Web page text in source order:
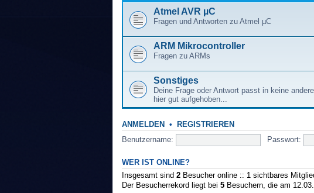
Atmel AVR µC
Fragen und Antworten zu Atmel µC
ARM Mikrocontroller
Fragen zu ARMs
Sonstiges
Deine Frage oder Antwort passt in keine
hier gut aufgehoben...
ANMELDEN • REGISTRIEREN
Benutzername: Passwort:
WER IST ONLINE?
Insgesamt sind 2Besucher online :: 1 sichtbares
Der Besucherrekord liegt bei 5Besuchern, die am